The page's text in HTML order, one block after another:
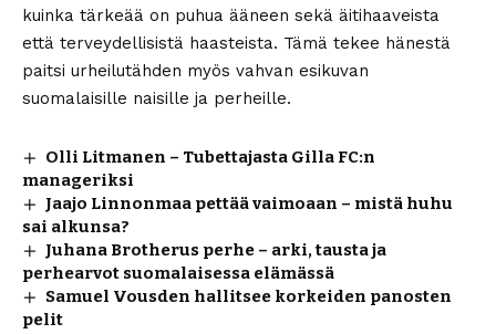
kuinka tärkeää on puhua ääneen sekä äitihaaveista
että terveydellisistä haasteista. Tämä tekee hänestä
paitsi urheilutähden myös vahvan esikuvan
suomalaisille naisille ja perheille.
Olli Litmanen – Tubettajasta Gilla FC:n
manageriksi
Jaajo Linnonmaa pettää vaimoaan – mistä huhu
sai alkunsa?
Juhana Brotherus perhe – arki, tausta ja
perhearvot suomalaisessa elämässä
Samuel Vousden hallitsee korkeiden panosten
pelit